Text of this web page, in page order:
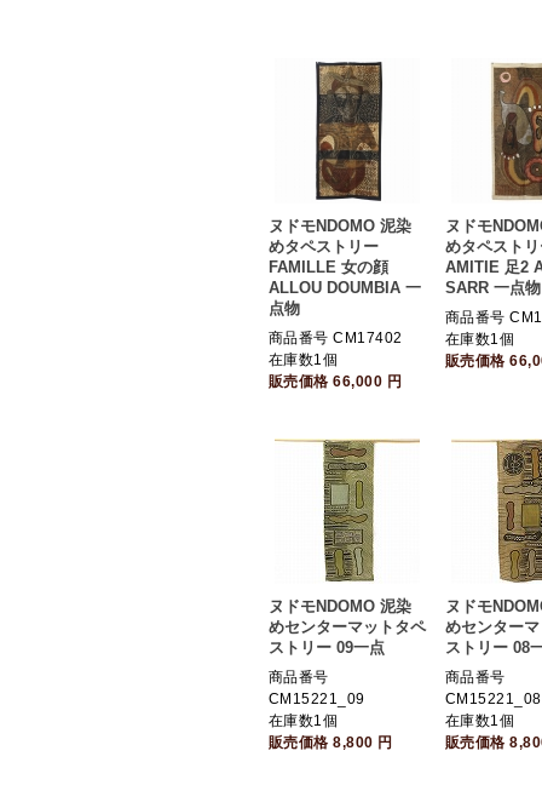
ヌドモNDOMO 泥染
めタペストリー
FAMILLE 女の顔
ALLOU DOUMBIA 一
点物
商品番号 CM17402
在庫数1個
販売価格66,000 円
ヌドモ
めタペスト
AMITIE 足2
SARR 一点物
商品番号
在庫数1個
販売価格
ヌドモNDOMO 泥染
めセンターマットタペ
ストリー 09一点
商品番号
CM15221_09
在庫数1個
販売価格8,800 円
ヌドモ
めセンター
ストリー 08
商品番号
CM15221_08
在庫数1個
販売価格